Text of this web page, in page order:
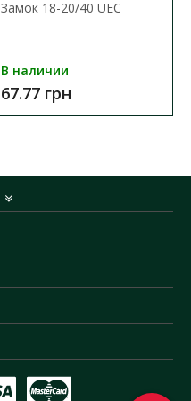
Замок 18-20/40 UEC
В наличии
67.77 грн